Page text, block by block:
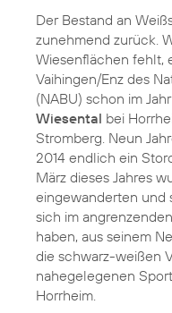
Der Bestand an
zunehmend zurück.
Wiesenflächen fehlt,
Vaihingen/Enz des
(NABU) schon im
Wiesental bei
Stromberg. Neun
2014 endlich ein
März dieses Jahres
eingewanderten und
sich im
haben, aus seinem
die schwarz-weißen
nahegelegenen
Horrheim.